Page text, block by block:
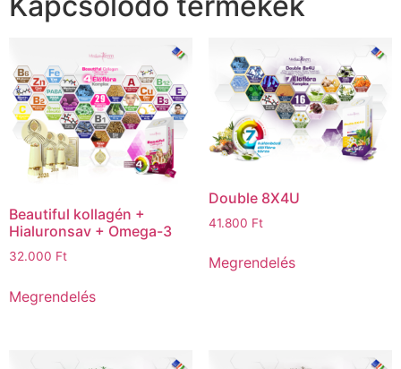
Beautiful kollagén +
Hialuronsav + Omega-3
32.000 Ft
Megrendelés
Double 8X4U
41.800 Ft
Megrendelés